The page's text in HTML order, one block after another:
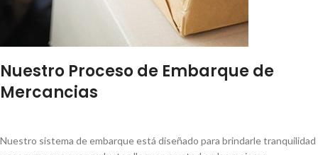
Nuestro Proceso de Embarque de
Mercancias
Nuestro sistema de embarque está diseñado para brindarle tranquilidad